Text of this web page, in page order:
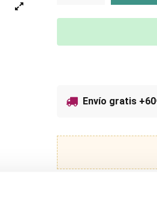
Envío gratis